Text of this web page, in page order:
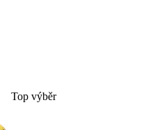
Top výběr